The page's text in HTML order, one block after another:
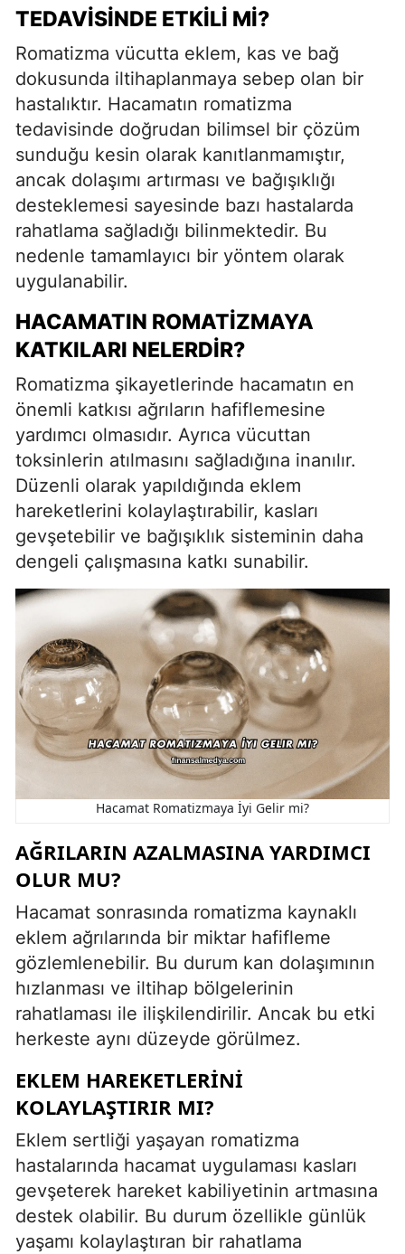
TEDAVISINDE ETKILI MI?
Romatizma vücutta eklem, kas ve bağ
dokusunda iltihaplanmaya sebep olan bir
hastalıktır. Hacamatın romatizma
tedavisinde doğrudan bilimsel bir çözüm
sunduğu kesin olarak kanıtlanmamıştır,
ancak dolaşımı artırması ve bağışıklığı
desteklemesi sayesinde bazı hastalarda
rahatlama sağladığı bilinmektedir. Bu
nedenle tamamlayıcı bir yöntem olarak
uygulanabilir.
HACAMATIN ROMATIZMAYA
KATKILARI NELERDIR?
Romatizma şikayetlerinde hacamatın en
önemli katkısı ağrıların hafiflemesine
yardımcı olmasıdır. Ayrıca vücuttan
toksinlerin atılmasını sağladığına inanılır.
Düzenli olarak yapıldığında eklem
hareketlerini kolaylaştırabilir, kasları
gevşetebilir ve bağışıklık sisteminin daha
dengeli çalışmasına katkı sunabilir.
Hacamat Romatizmaya İyi Gelir mi?
AĞRILARIN AZALMASINA YARDIMCI
OLUR MU?
Hacamat sonrasında romatizma kaynaklı
eklem ağrılarında bir miktar hafifleme
gözlemlenebilir. Bu durum kan dolaşımının
hızlanması ve iltihap bölgelerinin
rahatlaması ile ilişkilendirilir. Ancak bu etki
herkeste aynı düzeyde görülmez.
EKLEM HAREKETLERINI
KOLAYLAŞTIRIR MI?
Eklem sertliği yaşayan romatizma
hastalarında hacamat uygulaması kasları
gevşeterek hareket kabiliyetinin artmasına
destek olabilir. Bu durum özellikle günlük
yaşamı kolaylaştıran bir rahatlama